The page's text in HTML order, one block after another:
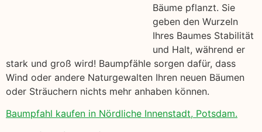
Bäume pflanzt. Sie
geben den Wurzeln
Ihres Baumes Stabilität
und Halt, während er
stark und groß wird! Baumpfähle sorgen dafür, dass
Wind oder andere Naturgewalten Ihren neuen Bäumen
oder Sträuchern nichts mehr anhaben können.
Baumpfahl kaufen in Nördliche Innenstadt, Potsdam.